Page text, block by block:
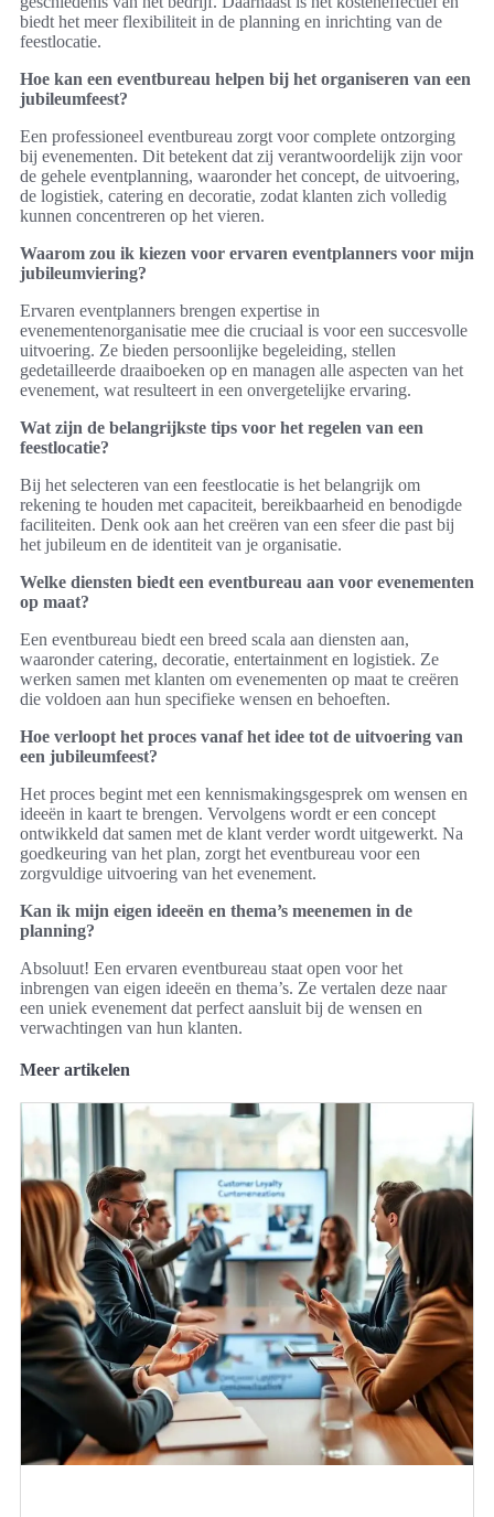
biedt het meer flexibiliteit in de planning en inrichting van de
feestlocatie.
Hoe kan een eventbureau helpen bij het organiseren van een
jubileumfeest?
Een professioneel eventbureau zorgt voor complete ontzorging
bij evenementen. Dit betekent dat zij verantwoordelijk zijn voor
de gehele eventplanning, waaronder het concept, de uitvoering,
de logistiek, catering en decoratie, zodat klanten zich volledig
kunnen concentreren op het vieren.
Waarom zou ik kiezen voor ervaren eventplanners voor mijn
jubileumviering?
Ervaren eventplanners brengen expertise in
evenementenorganisatie mee die cruciaal is voor een succesvolle
uitvoering. Ze bieden persoonlijke begeleiding, stellen
gedetailleerde draaiboeken op en managen alle aspecten van het
evenement, wat resulteert in een onvergetelijke ervaring.
Wat zijn de belangrijkste tips voor het regelen van een
feestlocatie?
Bij het selecteren van een feestlocatie is het belangrijk om
rekening te houden met capaciteit, bereikbaarheid en benodigde
faciliteiten. Denk ook aan het creëren van een sfeer die past bij
het jubileum en de identiteit van je organisatie.
Welke diensten biedt een eventbureau aan voor evenementen
op maat?
Een eventbureau biedt een breed scala aan diensten aan,
waaronder catering, decoratie, entertainment en logistiek. Ze
werken samen met klanten om evenementen op maat te creëren
die voldoen aan hun specifieke wensen en behoeften.
Hoe verloopt het proces vanaf het idee tot de uitvoering van
een jubileumfeest?
Het proces begint met een kennismakingsgesprek om wensen en
ideeën in kaart te brengen. Vervolgens wordt er een concept
ontwikkeld dat samen met de klant verder wordt uitgewerkt. Na
goedkeuring van het plan, zorgt het eventbureau voor een
zorgvuldige uitvoering van het evenement.
Kan ik mijn eigen ideeën en thema’s meenemen in de
planning?
Absoluut! Een ervaren eventbureau staat open voor het
inbrengen van eigen ideeën en thema’s. Ze vertalen deze naar
een uniek evenement dat perfect aansluit bij de wensen en
verwachtingen van hun klanten.
Meer artikelen